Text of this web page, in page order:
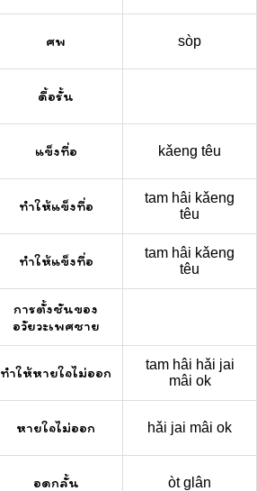
ศพ sòp
ดื้อรั้น
แข็งทื่อ kǎeng têu
ทำให้แข็งทื่อ
tam hâi kǎeng
têu
ทำให้แข็งทื่อ
tam hâi kǎeng
têu
การตั้งชันของ
อวัยวะเพศชาย
ทำให้หายใจไม่ออก
tam hâi hǎi jai
mâi ok
หายใจไม่ออก hǎi jai mâi ok
อดกลั้น òt glân